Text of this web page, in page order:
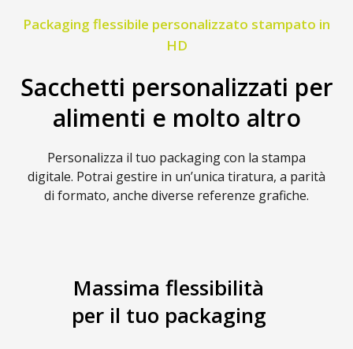
Packaging flessibile personalizzato stampato in
HD
Sacchetti personalizzati per
alimenti e molto altro
Personalizza il tuo packaging con la stampa
digitale. Potrai gestire in un’unica tiratura, a parità
di formato, anche diverse referenze grafiche.
Massima flessibilità
per il tuo packaging